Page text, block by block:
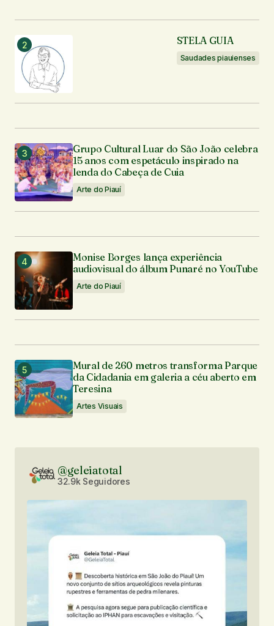
STELA GUIA
Saudades piauienses
Grupo Cultural Luar do São João celebra
15 anos com espetáculo inspirado na
lenda do Cabeça de Cuia
Arte do Piauí
Monise Borges lança experiência
audiovisual do álbum Punaré no YouTube
Arte do Piauí
Mural de 260 metros transforma Parque
da Cidadania em galeria a céu aberto em
Teresina
Artes Visuais
@geleiatotal
32.9k Seguidores